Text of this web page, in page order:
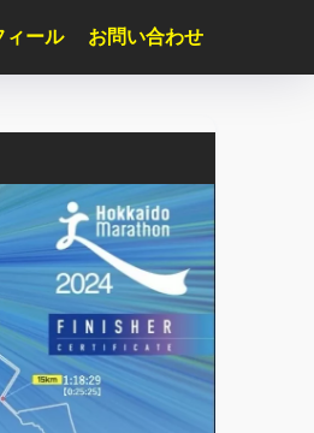
ィール お問い合わせ